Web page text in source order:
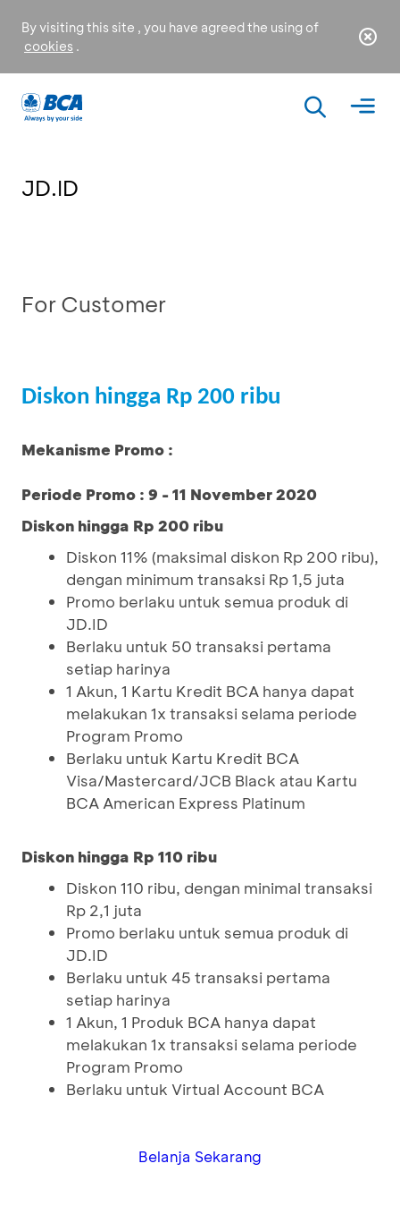
By visiting this site , you have agreed the using of
cookies .
JD.ID
For Customer
Diskon hingga Rp 200 ribu
Mekanisme Promo :
Periode Promo : 9 - 11 November 2020
Diskon hingga Rp 200 ribu
Diskon 11% (maksimal diskon Rp 200 ribu),
dengan minimum transaksi Rp 1,5 juta
Promo berlaku untuk semua produk di
JD.ID
Berlaku untuk 50 transaksi pertama
setiap harinya
1 Akun, 1 Kartu Kredit BCA hanya dapat
melakukan 1x transaksi selama periode
Program Promo
Berlaku untuk Kartu Kredit BCA
Visa/Mastercard/JCB Black atau Kartu
BCA American Express Platinum
Diskon hingga Rp 110 ribu
Diskon 110 ribu, dengan minimal transaksi
Rp 2,1 juta
Promo berlaku untuk semua produk di
JD.ID
Berlaku untuk 45 transaksi pertama
setiap harinya
1 Akun, 1 Produk BCA hanya dapat
melakukan 1x transaksi selama periode
Program Promo
Berlaku untuk Virtual Account BCA
Belanja Sekarang